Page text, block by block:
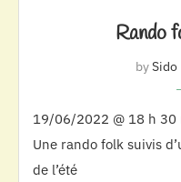
Rando
bySido
19/06/2022 @ 18 h
Une rando folk suivis
de l’été